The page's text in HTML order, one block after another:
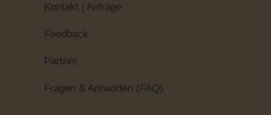
Kontakt | Anfrage
Feedback
Partner
Fragen & Antworten (FAQ)